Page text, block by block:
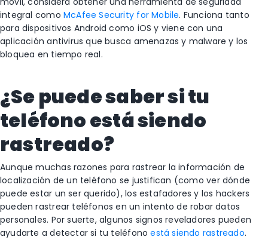
integral como McAfee Security for Mobile. Funciona tanto
para dispositivos Android como iOS y viene con una
aplicación antivirus que busca amenazas y malware y los
bloquea en tiempo real.
¿Se puede saber si tu
teléfono está siendo
rastreado?
Aunque muchas razones para rastrear la información de
localización de un teléfono se justifican (como ver dónde
puede estar un ser querido), los estafadores y los hackers
pueden rastrear teléfonos en un intento de robar datos
personales. Por suerte, algunos signos reveladores pueden
ayudarte a detectar si tu teléfonoestá siendo rastreado.